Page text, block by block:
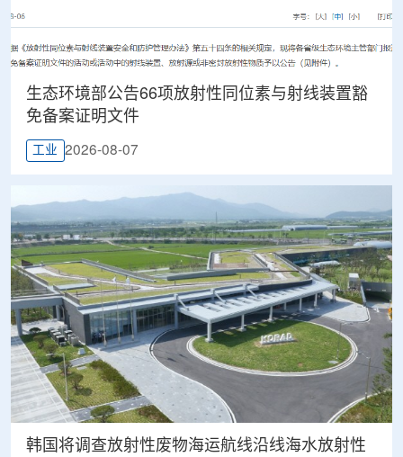
生态环境部公告66项放射性同位素与射线装置豁
免备案证明文件
工业 2026-08-07
韩国将调查放射性废物海运航线沿线海水放射性